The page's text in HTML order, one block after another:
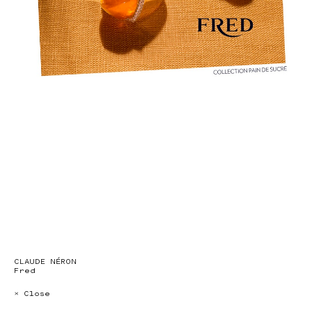
CLAUDE NÉRON
Fred
× Close